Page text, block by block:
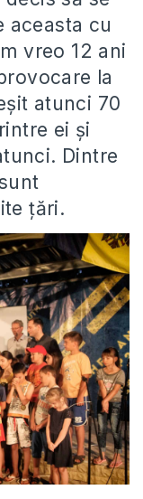
aceasta cu
vreo 12 ani
la
atunci 70
ei și
Dintre
țări.